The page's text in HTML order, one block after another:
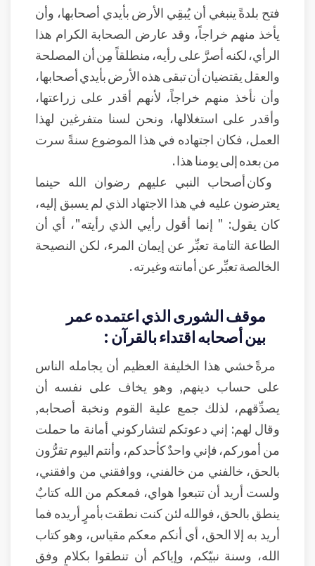
فتح بلدةً ينبغي أن يُبقِي الأرض بأيدي أصحابها، وأن
يأخذ منهم خراجاً، وقد عارض الصحابة الكرام هذا
الرأي، لكنه أصرَّ على رأيه، منطلقاً مِن أن المصلحة
والعقل يقتضيان أن تبقى هذه الأرض بأيدي أصحابها،
وأن نأخذ منهم خراجاً، لأنهم أقدر على زراعتها،
وأقدر على استغلالها، ونحن لسنا متفرغين لهذا
العمل، فكان اجتهاده في هذا الموضوع سنةً سرت
من بعده إلى يومنا هذا .
وكان أصحاب النبي عليهم رضوان الله حينما
يعترضون عليه في هذا الاجتهاد الذي لم يسبق إليه،
كان يقول: " إنما أقول رأيي الذي رأيته"، أي أن
الطاعة التامة تعبِّر عن إيمان المرء، لكن النصيحة
الخالصة تعبِّر عن أمانته وغيرته .
موقف الشورى الذي اعتمده عمر
بين أصحابه اقتداء بالقرآن :
مرةً خشي هذا الخليفة العظيم أن يجامله الناس
على حساب دينهم, وهو يخاف على نفسه أن
يصدِّقهم، لذلك جمع علية القوم ونخبة أصحابه,
وقال لهم: إني دعوتكم لتشاركوني أمانة ما حملت
من أموركم، فإني واحدٌ كأحدكم، وأنتم اليوم تقرُّون
بالحق، خالفني من خالفني، ووافقني من وافقني،
ولست أريد أن تتبعوا هواي، فمعكم من الله كتابٌ
ينطق بالحق، فوالله لئن كنت نطقت بأمرٍ أريده فما
أريد به إلا الحق، أي أنكم معكم مقياس، وهو كتاب
الله، وسنة نبيّكم، وإياكم أن تنطقوا بكلامٍ وفق